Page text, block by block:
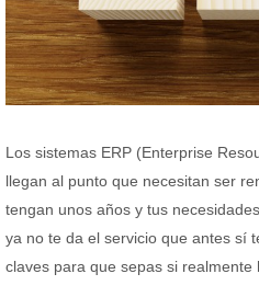
Los sistemas ERP (Enterprise
llegan al punto que necesitan ser
tengan unos años y tus
ya no te da el servicio que antes sí
claves para que sepas si